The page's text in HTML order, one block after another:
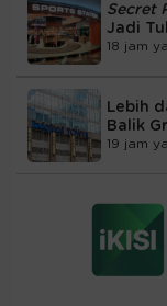
Secret
Jadi
18 jam
Lebih
Balik
19 jam